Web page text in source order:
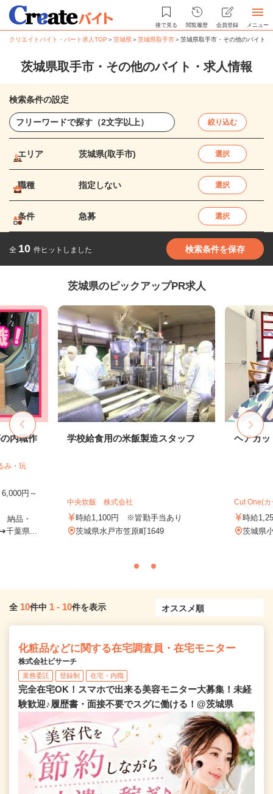
後で見る 閲覧履歴 会員登録 メニュー
クリエイトバイト・パート求人TOP ＞茨城県＞茨城県取手市＞茨城県取手市・その他のバイト
茨城県取手市・その他のバイト・求人情報
検索条件の設定
絞り込む
エリア 茨城県(取手市) 選択
職種 指定しない 選択
条件 急募 選択
全 10 件ヒットしました 検索条件を保存
茨城県のピックアップPR求人
内職作
み・玩
円～
納品・
千葉県...
学校給食用の米飯製造スタッフ
中央炊飯 株式会社
時給1,100円 ※皆勤手当あり
茨城県水戸市笠原町1649
ヘアカッ
Cut One(カ
時給
茨城県
全 10件中 1 - 10件を表示
化粧品などに関する在宅調査員・在宅モニター
株式会社ビサーチ
業務委託 登録制 在宅・内職
完全在宅OK！スマホで出来る美容モニター大募集！未経
験歓迎♪履歴書・面接不要でスグに働ける！@茨城県